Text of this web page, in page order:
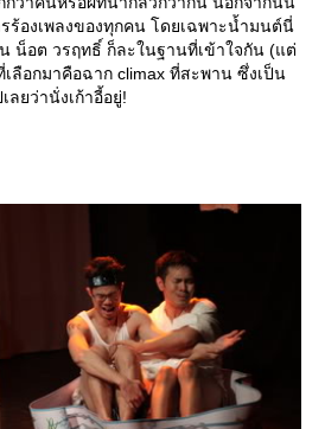
ร้องเพลงของทุกคน โดยเฉพาะน้ำมนต์นี่
น็อต วรฤทธิ์ ก็ละในฐานที่เข้าใจกัน (แต่
ลือกมาคือฉาก climax ที่สะพาน ซึ่งเป็น
ลยว่านั่งเก้าอี้อยู่!